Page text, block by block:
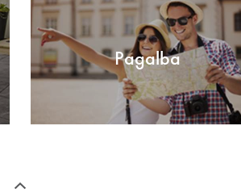
Pagalba